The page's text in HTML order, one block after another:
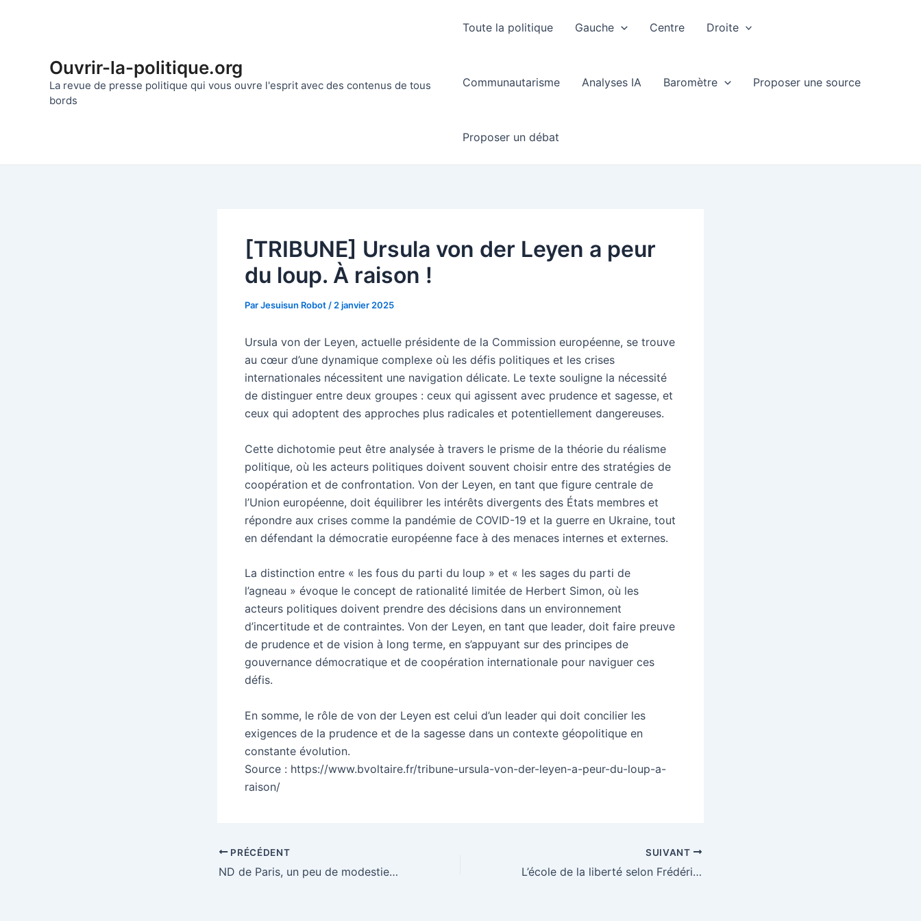
Ouvrir-la-politique.org
La revue de presse politique qui vous ouvre l'esprit avec des contenus de tous
bords
Toute la politique Gauche Centre Droite
Communautarisme Analyses IA Baromètre Proposer une source
Proposer un débat
[TRIBUNE] Ursula von der Leyen a peur
du loup. À raison !
ParJesuisun Robot / 2 janvier 2025
Ursula von der Leyen, actuelle présidente de la Commission européenne, se trouve
au cœur d’une dynamique complexe où les défis politiques et les crises
internationales nécessitent une navigation délicate. Le texte souligne la nécessité
de distinguer entre deux groupes : ceux qui agissent avec prudence et sagesse, et
ceux qui adoptent des approches plus radicales et potentiellement dangereuses.
Cette dichotomie peut être analysée à travers le prisme de la théorie du réalisme
politique, où les acteurs politiques doivent souvent choisir entre des stratégies de
coopération et de confrontation. Von der Leyen, en tant que figure centrale de
l’Union européenne, doit équilibrer les intérêts divergents des États membres et
répondre aux crises comme la pandémie de COVID-19 et la guerre en Ukraine, tout
en défendant la démocratie européenne face à des menaces internes et externes.
La distinction entre « les fous du parti du loup » et « les sages du parti de
l’agneau » évoque le concept de rationalité limitée de Herbert Simon, où les
acteurs politiques doivent prendre des décisions dans un environnement
d’incertitude et de contraintes. Von der Leyen, en tant que leader, doit faire preuve
de prudence et de vision à long terme, en s’appuyant sur des principes de
gouvernance démocratique et de coopération internationale pour naviguer ces
défis.
En somme, le rôle de von der Leyen est celui d’un leader qui doit concilier les
exigences de la prudence et de la sagesse dans un contexte géopolitique en
constante évolution.
Source : https://www.bvoltaire.fr/tribune-ursula-von-der-leyen-a-peur-du-loup-a-
raison/
Navigation
des
PRÉCÉDENT
ND de Paris, un peu de modestie Monsieur Macron
SUIVANT
L’école de la liberté selon Frédéric Passy